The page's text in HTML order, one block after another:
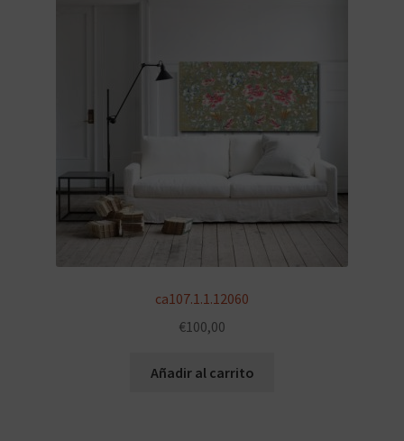
ca107.1.1.12060
€100,00
Añadir al carrito